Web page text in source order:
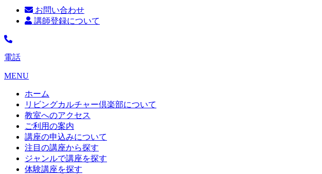
お問い合わせ
講師登録について
電話
MENU
ホーム
リビングカルチャー倶楽部について
教室へのアクセス
ご利用の案内
講座の申込みについて
注目の講座から探す
ジャンルで講座を探す
体験講座を探す